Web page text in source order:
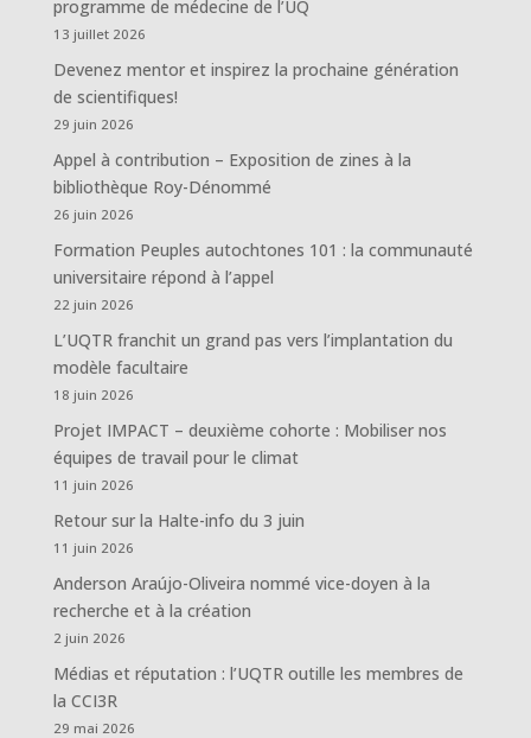
programme de médecine de l’UQ
13 juillet 2026
Devenez mentor et inspirez la prochaine génération
de scientifiques!
29 juin 2026
Appel à contribution – Exposition de zines à la
bibliothèque Roy-Dénommé
26 juin 2026
Formation Peuples autochtones 101 : la communauté
universitaire répond à l’appel
22 juin 2026
L’UQTR franchit un grand pas vers l’implantation du
modèle facultaire
18 juin 2026
Projet IMPACT – deuxième cohorte : Mobiliser nos
équipes de travail pour le climat
11 juin 2026
Retour sur la Halte-info du 3 juin
11 juin 2026
Anderson Araújo-Oliveira nommé vice-doyen à la
recherche et à la création
2 juin 2026
Médias et réputation : l’UQTR outille les membres de
la CCI3R
29 mai 2026